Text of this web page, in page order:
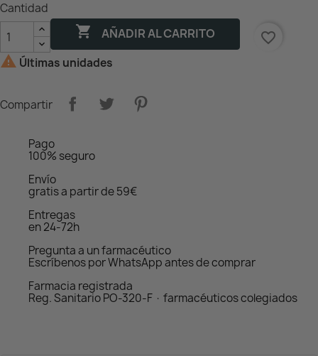
Cantidad
 AÑADIR AL CARRITO
favorite_border
 Últimas unidades
Compartir
Pago
100% seguro
Envío
gratis a partir de 59€
Entregas
en 24-72h
Pregunta a un farmacéutico
Escríbenos por WhatsApp antes de comprar
Farmacia registrada
Reg. Sanitario PO-320-F · farmacéuticos colegiados